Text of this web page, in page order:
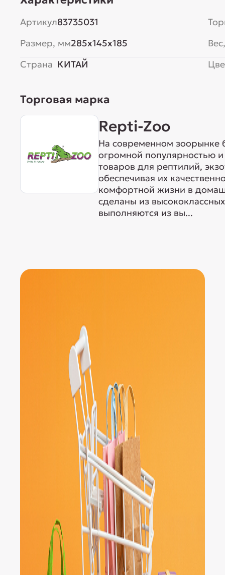
Артикул83735031
Размер, мм285x145x185
Страна КИТАЙ
Торговая марка
Repti-Zoo
На современном зоорынке
огромной популярностью
товаров для рептилий,
обеспечивая их
комфортной жизни в
сделаны из
выполняются из вы...